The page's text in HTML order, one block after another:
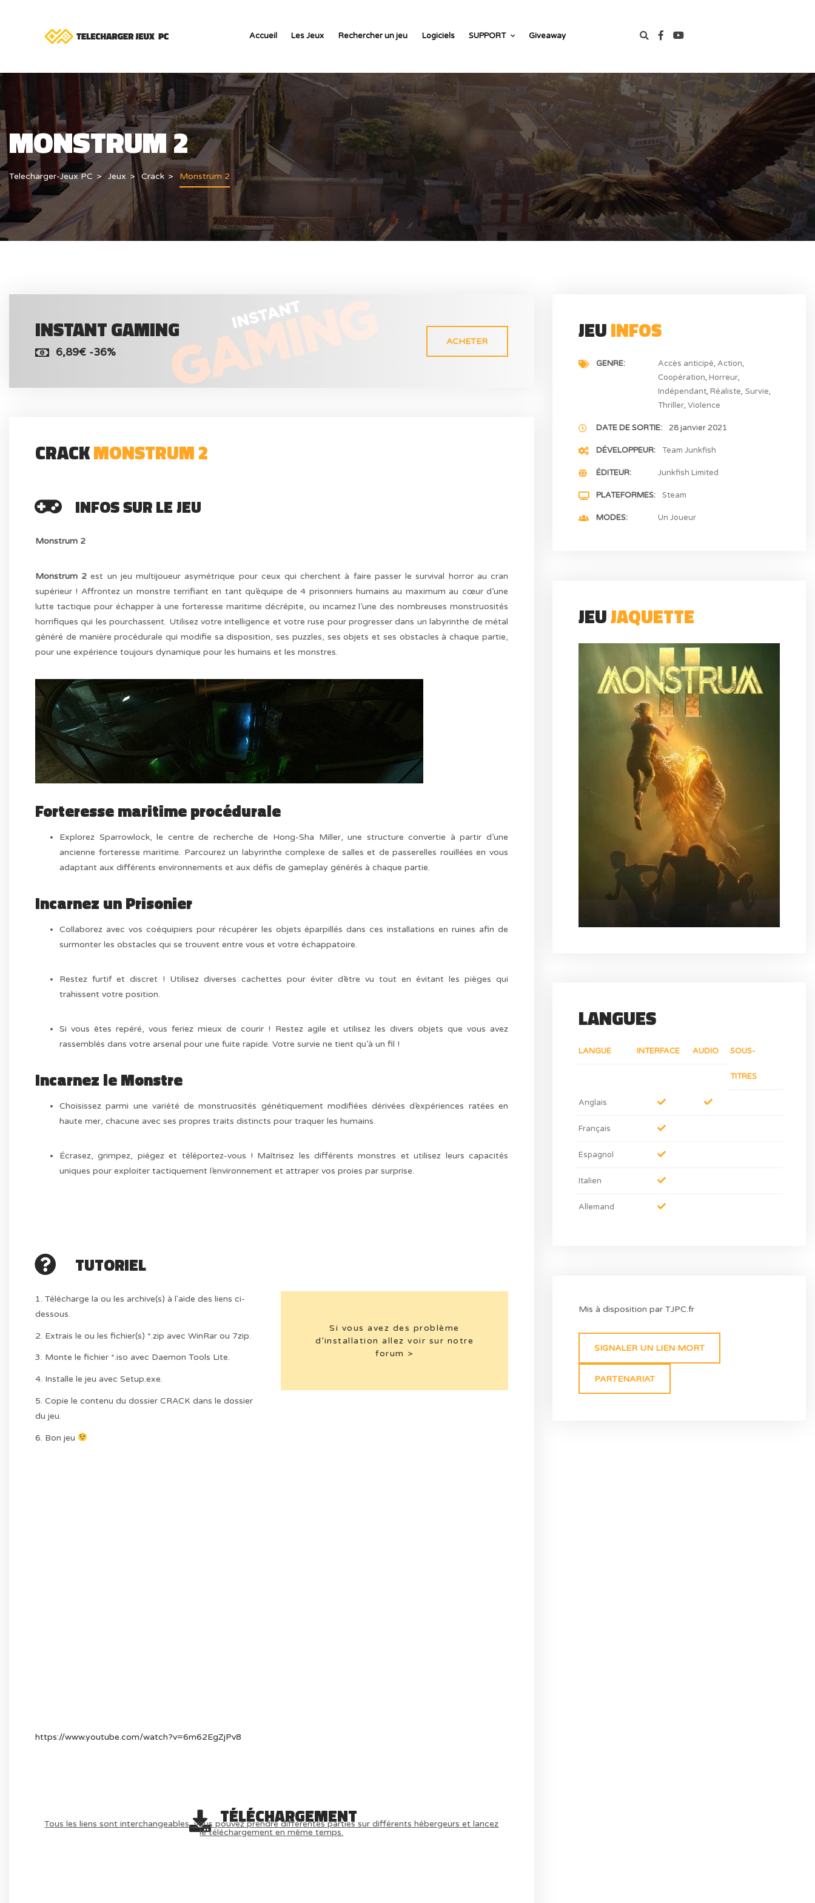
Accueil Les Jeux Rechercher un jeu Logiciels SUPPORT Giveaway
MONSTRUM 2
Telecharger-Jeux PC Jeux Crack Monstrum 2
INSTANT GAMING
6,89€ -36%
ACHETER
CRACKMONSTRUM 2
INFOS SUR LE JEU
Monstrum 2
Monstrum 2 est un jeu multijoueur asymétrique pour ceux qui cherchent à faire passer le survival horror au cran
supérieur ! Affrontez un monstre terrifiant en tant qu’équipe de 4 prisonniers humains au maximum au cœur d’une
lutte tactique pour échapper à une forteresse maritime décrépite, ou incarnez l’une des nombreuses monstruosités
horrifiques qui les pourchassent. Utilisez votre intelligence et votre ruse pour progresser dans un labyrinthe de métal
généré de manière procédurale qui modifie sa disposition, ses puzzles, ses objets et ses obstacles à chaque partie,
pour une expérience toujours dynamique pour les humains et les monstres.
Forteresse maritime procédurale
Explorez Sparrowlock, le centre de recherche de Hong-Sha Miller, une structure convertie à partir d’une
ancienne forteresse maritime. Parcourez un labyrinthe complexe de salles et de passerelles rouillées en vous
adaptant aux différents environnements et aux défis de gameplay générés à chaque partie.
Incarnez un Prisonier
Collaborez avec vos coéquipiers pour récupérer les objets éparpillés dans ces installations en ruines afin de
surmonter les obstacles qui se trouvent entre vous et votre échappatoire.
Restez furtif et discret ! Utilisez diverses cachettes pour éviter d’être vu tout en évitant les pièges qui
trahissent votre position.
Si vous êtes repéré, vous feriez mieux de courir ! Restez agile et utilisez les divers objets que vous avez
rassemblés dans votre arsenal pour une fuite rapide. Votre survie ne tient qu’à un fil !
Incarnez le Monstre
Choisissez parmi une variété de monstruosités génétiquement modifiées dérivées d’expériences ratées en
haute mer, chacune avec ses propres traits distincts pour traquer les humains.
Écrasez, grimpez, piégez et téléportez-vous ! Maîtrisez les différents monstres et utilisez leurs capacités
uniques pour exploiter tactiquement l’environnement et attraper vos proies par surprise.
TUTORIEL
1. Télécharge la ou les archive(s) à l'aide des liens ci-
dessous.
2. Extrais le ou les fichier(s) *.zip avec WinRar ou 7zip.
3. Monte le fichier *.iso avec Daemon Tools Lite.
4. Installe le jeu avec Setup.exe.
5. Copie le contenu du dossier CRACK dans le dossier
du jeu.
6. Bon jeu
Si vous avez des problème
d’installation allez voir sur notre
forum >
https://www.youtube.com/watch?v=6m62EgZjPv8
TÉLÉCHARGEMENT
Tous les liens sont interchangeables, vous pouvez prendre différentes parties sur différents hébergeurs et lancez
le téléchargement en même temps.
JEUINFOS
GENRE Accès anticipé Action
Coopération Horreur
Indépendant Réaliste Survie
Thriller Violence
DATE DE SORTIE 28 janvier 2021
DÉVELOPPEUR Team Junkfish
ÉDITEUR Junkfish Limited
PLATEFORMES Steam
MODES Un Joueur
JEUJAQUETTE
LANGUES
LANGUE INTERFACE AUDIO SOUS-
TITRES
Anglais
Français
Espagnol
Italien
Allemand
Mis à disposition par TJPC.fr
SIGNALER UN LIEN MORT
PARTENARIAT